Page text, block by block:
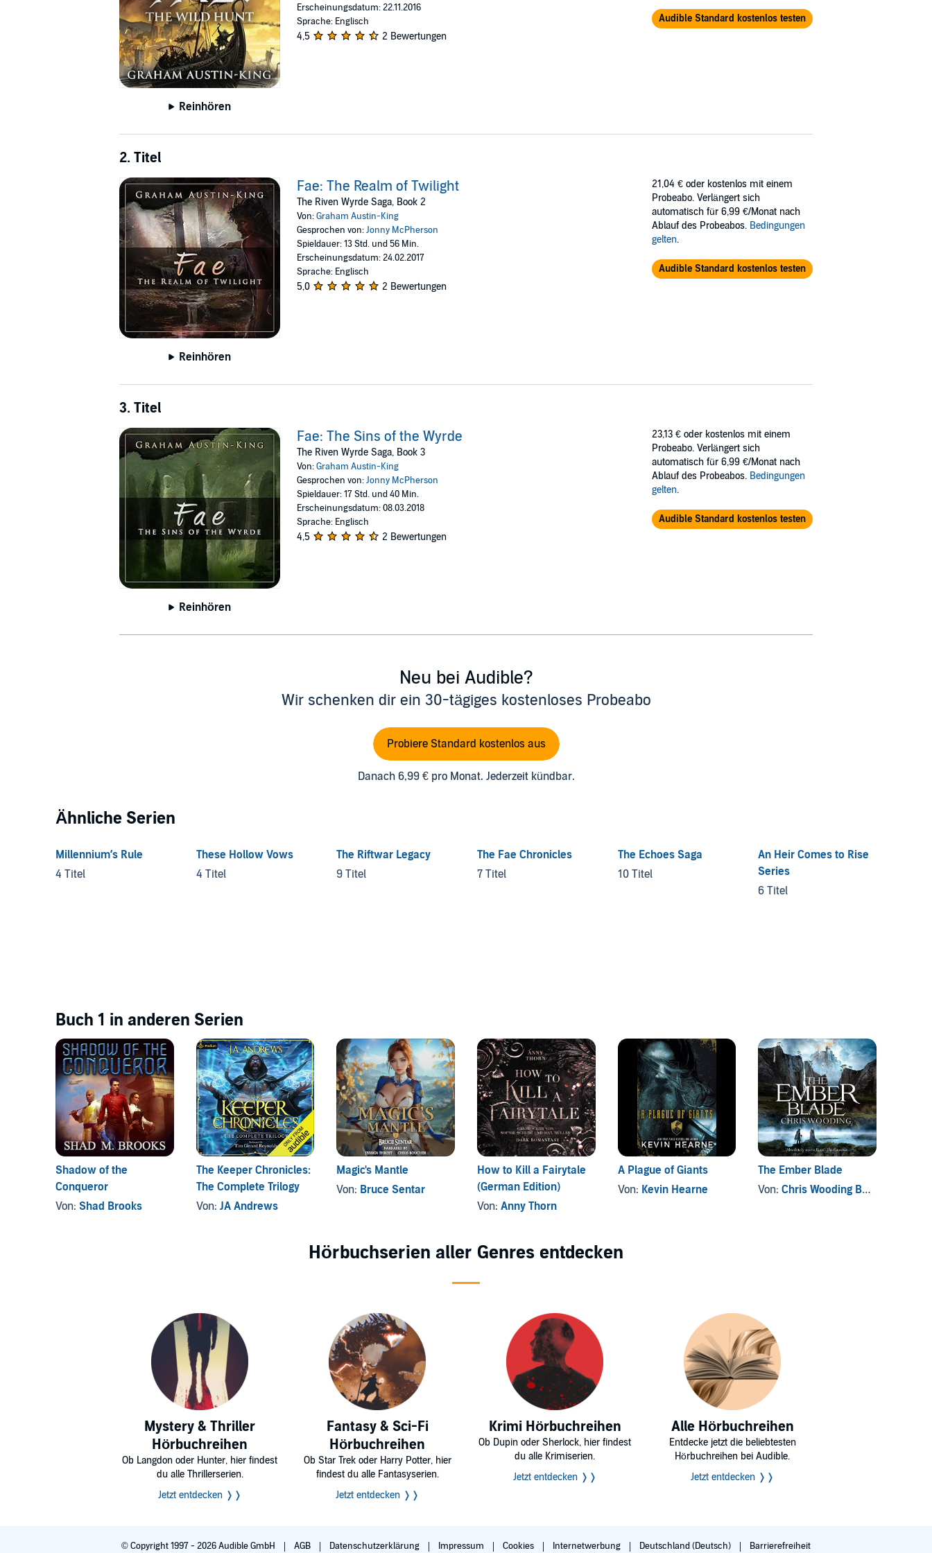
Reinhören
Erscheinungsdatum: 22.11.2016
Sprache: Englisch
4,5 2 Bewertungen
Audible Standard kostenlos testen
2. Titel
Reinhören
Fae: The Realm of Twilight
The Riven Wyrde Saga, Book 2
Von:Graham Austin-King
Gesprochen von:Jonny McPherson
Spieldauer: 13 Std. und 56 Min.
Erscheinungsdatum: 24.02.2017
Sprache: Englisch
5,0 2 Bewertungen
21,04 € oder kostenlos mit einem
Probeabo. Verlängert sich
automatisch für 6,99 €/Monat nach
Ablauf des Probeabos. Bedingungen
gelten.
Audible Standard kostenlos testen
3. Titel
Reinhören
Fae: The Sins of the Wyrde
The Riven Wyrde Saga, Book 3
Von:Graham Austin-King
Gesprochen von:Jonny McPherson
Spieldauer: 17 Std. und 40 Min.
Erscheinungsdatum: 08.03.2018
Sprache: Englisch
4,5 2 Bewertungen
23,13 € oder kostenlos mit einem
Probeabo. Verlängert sich
automatisch für 6,99 €/Monat nach
Ablauf des Probeabos. Bedingungen
gelten.
Audible Standard kostenlos testen
Neu bei Audible?
Wir schenken dir ein 30-tägiges kostenloses Probeabo
Probiere Standard kostenlos aus
Danach 6,99 € pro Monat. Jederzeit kündbar.
Ähnliche Serien
Millennium’s Rule
4 Titel
These Hollow Vows
4 Titel
The Riftwar Legacy
9 Titel
The Fae Chronicles
7 Titel
The Echoes Saga
10 Titel
An Heir Comes to Rise
Series
6 Titel
Buch 1 in anderen Serien
Shadow of the
Conqueror
Von: Shad Brooks
The Keeper Chronicles:
The Complete Trilogy
Von: JA Andrews
Magic's Mantle
Von: Bruce Sentar
How to Kill a Fairytale
(German Edition)
Von: Anny Thorn
A Plague of Giants
Von: Kevin Hearne
The Ember Blade
Von:Chris Wooding BA BA
Hörbuchserien aller Genres entdecken
Mystery & Thriller
Hörbuchreihen
Ob Langdon oder Hunter, hier findest
du alle Thrillerserien.
Jetzt entdecken ❭❭
Fantasy & Sci-Fi
Hörbuchreihen
Ob Star Trek oder Harry Potter, hier
findest du alle Fantasyserien.
Jetzt entdecken ❭❭
Krimi Hörbuchreihen
Ob Dupin oder Sherlock, hier findest
du alle Krimiserien.
Jetzt entdecken ❭❭
Alle Hörbuchreihen
Entdecke jetzt die beliebtesten
Hörbuchreihen bei Audible.
Jetzt entdecken ❭❭
© Copyright 1997 - 2026 Audible GmbH AGB Datenschutzerklärung Impressum Cookies Internetwerbung Deutschland (Deutsch) Barrierefreiheit